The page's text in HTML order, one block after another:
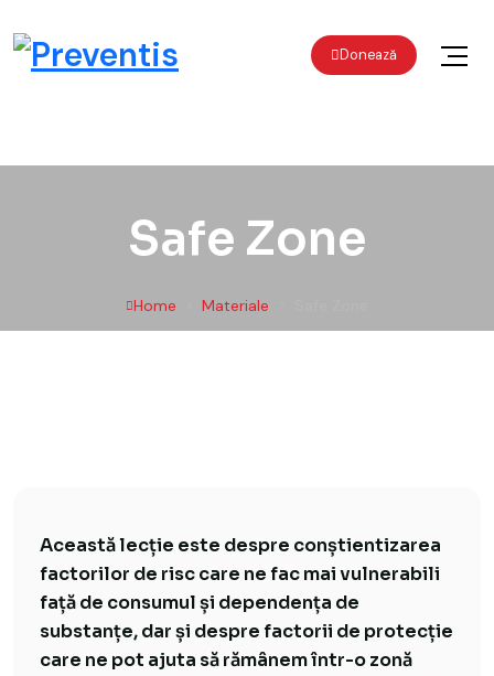
Preventis Donează
Safe Zone
Home Materiale
Această lecție este despre conștientizarea
factorilor de risc care ne fac mai vulnerabili
față de consumul și dependența de
substanțe, dar și despre factorii de protecție
care ne pot ajuta să rămânem într-o zonă